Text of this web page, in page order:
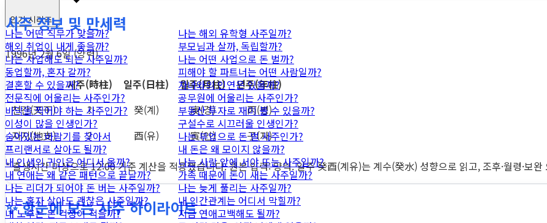
인기 시리즈
나는 어떤 직무가 맞을까?
나는 해외 유학형 사주일까?
해외 취업이 내게 좋을까?
부모님과 살까, 독립할까?
나는 사업해도 되는 사주일까?
나는 어떤 사업으로 돈 벌까?
동업할까, 혼자 갈까?
피해야 할 파트너는 어떤 사람일까?
결혼할 수 있을까?
자녀와의 인연은 있을까?
전문직에 어울리는 사주인가?
공무원에 어울리는 사주인가?
바닥을 찍어야 하는 사주인가?
부동산 투자로 재미 볼 수 있을까?
이성이 많을 인생인가?
구설수로 시끄러울 인생인가?
숨어있는 바람기를 찾아서
나는 부업으로 돈 벌 사주인가?
프리랜서로 살아도 될까?
내 돈은 왜 모이지 않을까?
내 인생의 귀인은 어디서 올까?
나는 사람 앞에 서야 뜨는 사주일까?
내 연애는 왜 같은 패턴으로 끝날까?
가족 때문에 돈이 새는 사주일까?
나는 리더가 되어야 돈 버는 사주일까?
나는 늦게 풀리는 사주일까?
나는 혼자 살아도 괜찮은 사주일까?
내 인간관계는 어디서 막힐까?
내 노후는 돈 걱정이 적을까?
지금 연애고백해도 될까?
사주 정보 및 만세력
1996년 2월 6일 (양력)
시주(時柱) 일주(日柱) 월주(月柱) 년주(年柱)
천간(天干) ? 癸(계) 庚(경) 丙(병)
지지(地支) ? 酉(유) 寅(인) 子(자)
* 출생시간 미상으로 12:00 기준 계산을 적용했습니다. 원본 입력: 양력. 일주 癸酉(계유)는 계수(癸水) 성향으로 읽고, 조후·월령·보
✨ 한눈에 보는 사주 하이라이트